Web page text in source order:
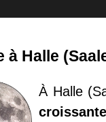
à Halle
À Halle
croissante